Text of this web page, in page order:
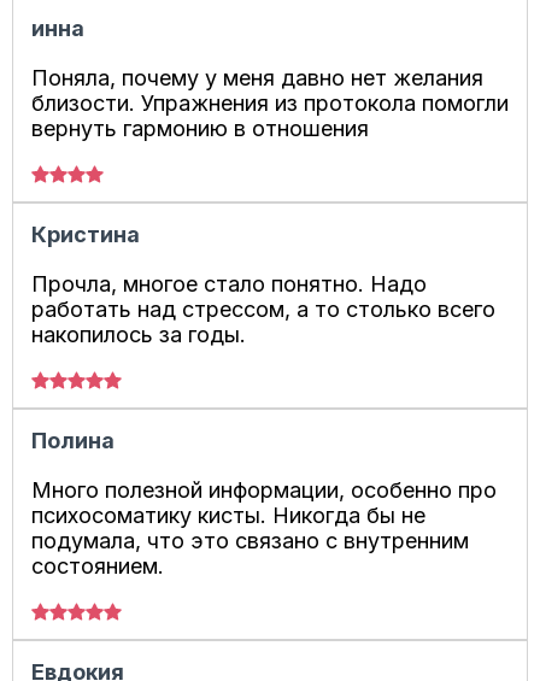
инна
Поняла, почему у меня давно нет желания
близости. Упражнения из протокола помогли
вернуть гармонию в отношения
Кристина
Прочла, многое стало понятно. Надо
работать над стрессом, а то столько всего
накопилось за годы.
Полина
Много полезной информации, особенно про
психосоматику кисты. Никогда бы не
подумала, что это связано с внутренним
состоянием.
Евдокия